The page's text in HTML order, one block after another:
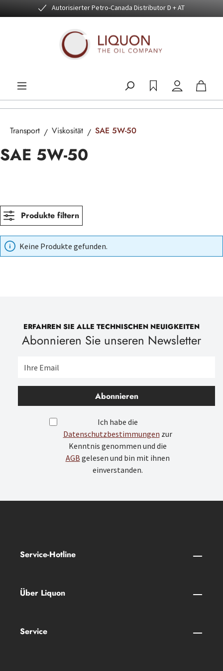
Zum Hauptinhalt springenAutorisierter Petro-Canada Distributor D + AT
Transport Viskosität SAE 5W-50
SAE 5W-50
Produkte filtern
Keine Produkte gefunden.
ERFAHREN SIE ALLE TECHNISCHEN NEUIGKEITEN
Abonnieren Sie unseren Newsletter
Abonnieren
Ich habe die
Datenschutzbestimmungen zur
Kenntnis genommen und die
AGB gelesen und bin mit ihnen
einverstanden.
Service-Hotline
Über Liquon
Service